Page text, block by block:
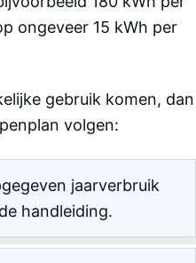
ongeveer 15 kWh per
gebruik komen, dan
volgen:
jaarverbruik
handleiding.